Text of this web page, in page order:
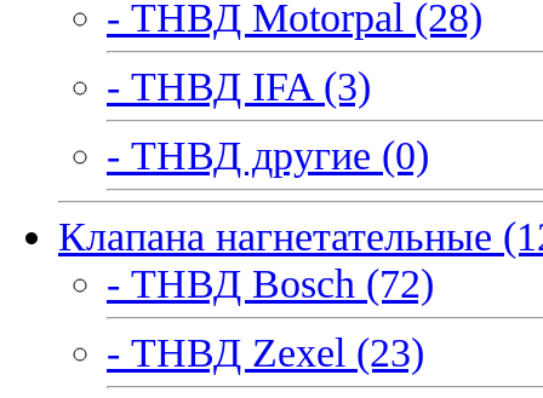
- ТНВД Motorpal (28)
- ТНВД IFA (3)
- ТНВД другие (0)
Клапана нагнетательные
- ТНВД Bosch (72)
- ТНВД Zexel (23)